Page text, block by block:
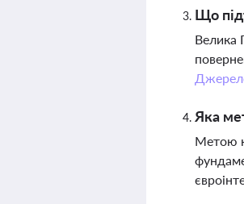
Що
Велика
Яка
Метою